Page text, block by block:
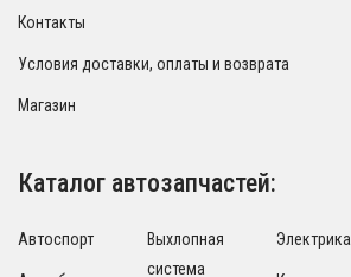
Контакты
Условия доставки, оплаты и возврата
Магазин
Каталог автозапчастей:
Автоспорт
Выхлопная
система
Электрика